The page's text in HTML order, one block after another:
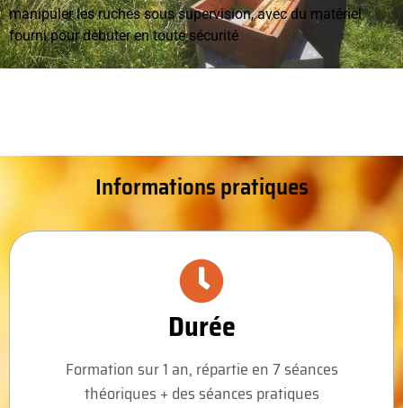
manipuler les ruches sous supervision, avec du matériel
fourni pour débuter en toute sécurité
Informations pratiques
Durée
Formation sur 1 an, répartie en 7 séances
théoriques + des séances pratiques